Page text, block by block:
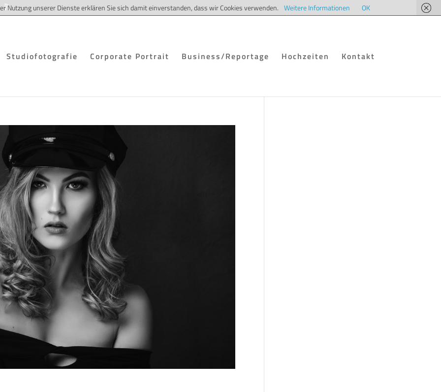
Studiofotografie Corporate Portrait Business/Reportage Hochzeiten Kontakt
Nutzung unserer Dienste erklären Sie sich damit einverstanden, dass wir Cookies verwenden. Weitere Informationen OK